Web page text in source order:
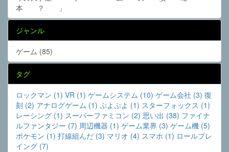
本 ？ 」
ジャンル
ゲーム (85)
タグ
ロックマン (1) VR (1) ゲームシステム (10) ゲーム会社 (3) 復
刻 (2) アナログゲーム (1) ぷよぷよ (1) スターフォックス (1)
レーシング (1) スーパーファミコン (2) 思い出 (38) ファイナ
ルファンタジー (7) 周辺機器 (1) ゲーム業界 (3) ゲーム機 (5)
ポケモン (1) 打線組んだ (3) マリオ (4) スマホ (1) ロールプレ
イング (7)